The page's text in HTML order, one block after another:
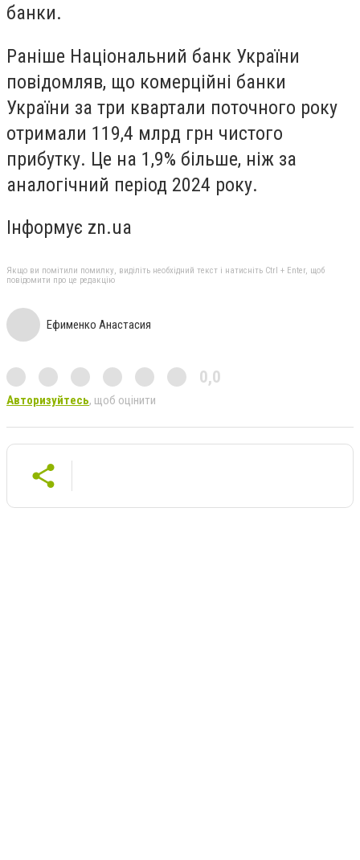
банки.
Раніше Національний банк України
повідомляв, що комерційні банки
України за три квартали поточного року
отримали 119,4 млрд грн чистого
прибутку. Це на 1,9% більше, ніж за
аналогічний період 2024 року.
Інформує zn.ua
Якщо ви помітили помилку, виділіть необхідний текст і натисніть Ctrl + Enter, щоб
повідомити про це редакцію
Ефименко Анастасия
0,0
Авторизуйтесь, щоб оцінити